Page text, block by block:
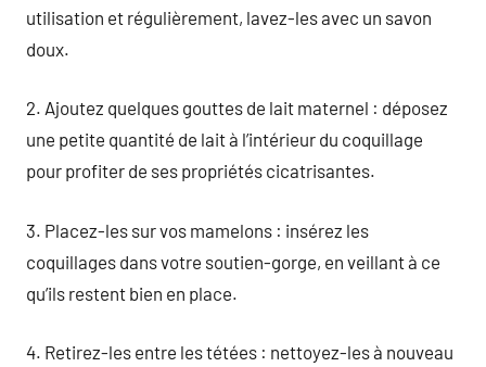
utilisation et régulièrement, lavez-les avec un savon
doux.
2. Ajoutez quelques gouttes de lait maternel : déposez
une petite quantité de lait à l’intérieur du coquillage
pour profiter de ses propriétés cicatrisantes.
3. Placez-les sur vos mamelons : insérez les
coquillages dans votre soutien-gorge, en veillant à ce
qu’ils restent bien en place.
4. Retirez-les entre les tétées : nettoyez-les à nouveau